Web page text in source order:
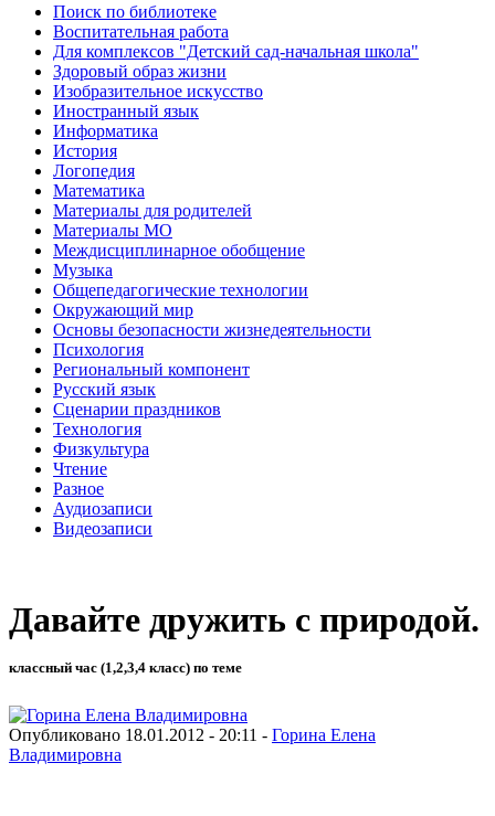
Поиск по библиотеке
Воспитательная работа
Для комплексов "Детский сад-начальная школа"
Здоровый образ жизни
Изобразительное искусство
Иностранный язык
Информатика
История
Логопедия
Математика
Материалы для родителей
Материалы МО
Междисциплинарное обобщение
Музыка
Общепедагогические технологии
Окружающий мир
Основы безопасности жизнедеятельности
Психология
Региональный компонент
Русский язык
Сценарии праздников
Технология
Физкультура
Чтение
Разное
Аудиозаписи
Видеозаписи
Давайте дружить с природой.
классный час (1,2,3,4 класс) по теме
Опубликовано 18.01.2012 - 20:11 - Горина Елена
Владимировна